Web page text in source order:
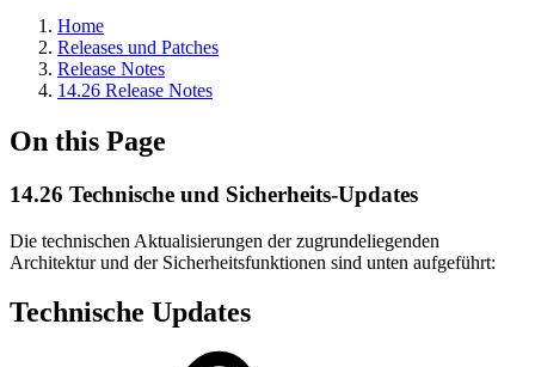
Home
Releases und Patches
Release Notes
14.26 Release Notes
On this Page
14.26 Technische und Sicherheits-Updates
Die technischen Aktualisierungen der zugrundeliegenden
Architektur und der Sicherheitsfunktionen sind unten aufgeführt:
Technische Updates